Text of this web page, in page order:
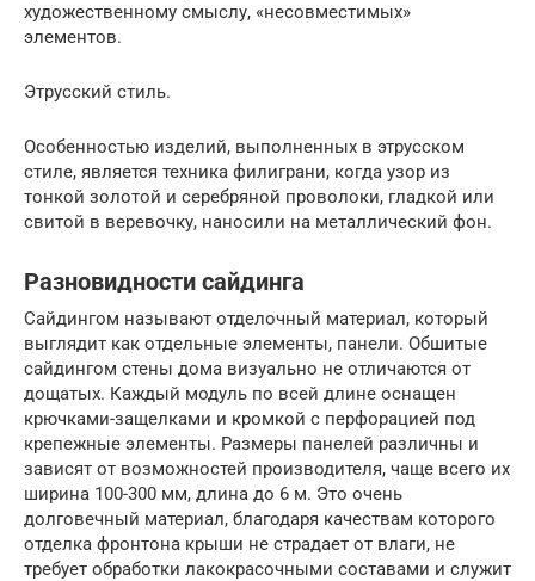
художественному смыслу, «несовместимых»
элементов.
Этрусский стиль.
Особенностью изделий, выполненных в этрусском
стиле, является техника филиграни, когда узор из
тонкой золотой и серебряной проволоки, гладкой или
свитой в веревочку, наносили на металлический фон.
Разновидности сайдинга
Сайдингом называют отделочный материал, который
выглядит как отдельные элементы, панели. Обшитые
сайдингом стены дома визуально не отличаются от
дощатых. Каждый модуль по всей длине оснащен
крючками-защелками и кромкой с перфорацией под
крепежные элементы. Размеры панелей различны и
зависят от возможностей производителя, чаще всего их
ширина 100-300 мм, длина до 6 м. Это очень
долговечный материал, благодаря качествам которого
отделка фронтона крыши не страдает от влаги, не
требует обработки лакокрасочными составами и служит